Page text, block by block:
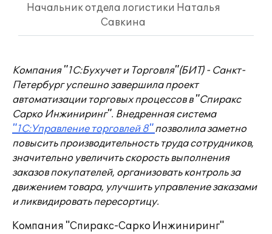
Начальник отдела логистики Наталья
Савкина
Компания "1С:Бухучет и Торговля"(БИТ) - Санкт-
Петербург успешно завершила проект
автоматизации торговых процессов в "Спиракс
Сарко Инжиниринг". Внедренная система
"1С:Управление торговлей 8"позволила заметно
повысить производительность труда сотрудников,
значительно увеличить скорость выполнения
заказов покупателей, организовать контроль за
движением товара, улучшить управление заказами
и ликвидировать пересортицу.
Компания "Спиракс-Сарко Инжиниринг"